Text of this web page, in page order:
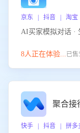
京东 | 抖音 | 淘宝
AI买家模拟对话 ·
8人正在体验...已售
聚合接
快手 | 抖音 | 拼多